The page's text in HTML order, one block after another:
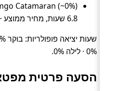
6.8 שעות, מחיר ממוצע ~86 ₪
0% · לילה 0%.
הסעה פרטית